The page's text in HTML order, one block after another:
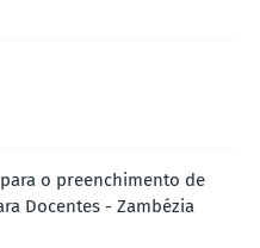
o preenchimento de
Docentes - Zambézia